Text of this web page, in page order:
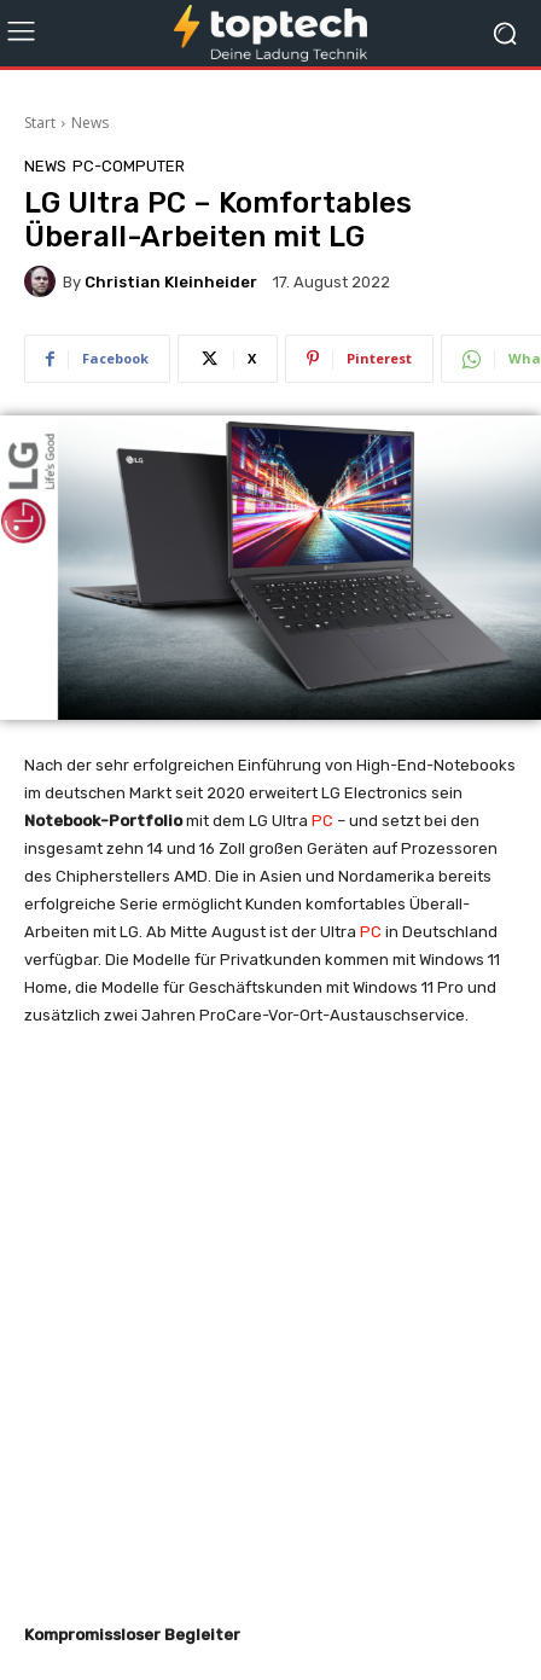
Start News
NEWS PC-COMPUTER
LG Ultra PC – Komfortables
Überall-Arbeiten mit LG
By Christian Kleinheider 17. August 2022
Facebook X Pinterest
Nach der sehr erfolgreichen Einführung von High-End-Notebooks
im deutschen Markt seit 2020 erweitert LG Electronics sein
Notebook-Portfoliomit dem LG Ultra PC – und setzt bei den
insgesamt zehn 14 und 16 Zoll großen Geräten auf Prozessoren
des Chipherstellers AMD. Die in Asien und Nordamerika bereits
erfolgreiche Serie ermöglicht Kunden komfortables Überall-
Arbeiten mit LG. Ab Mitte August ist der Ultra PC in Deutschland
verfügbar. Die Modelle für Privatkunden kommen mit Windows 11
Home, die Modelle für Geschäftskunden mit Windows 11 Pro und
zusätzlich zwei Jahren ProCare-Vor-Ort-Austauschservice.
Kompromissloser Begleiter